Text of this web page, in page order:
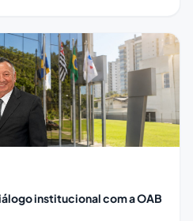
institucional com a OAB